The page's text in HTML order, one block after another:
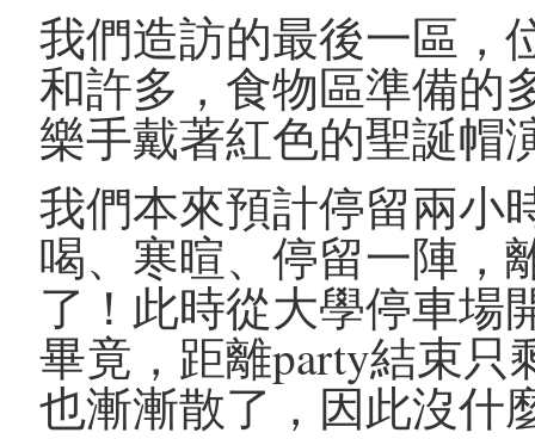
我們造訪的最後一區，
和許多，食物區準備的
樂手戴著紅色的聖誕帽
我們本來預計停留兩小
喝、寒暄、停留一陣，
了！此時從大學停車場
畢竟，距離party結束
也漸漸散了，因此沒什